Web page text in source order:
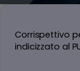
Corrispettivo
indicizzato al